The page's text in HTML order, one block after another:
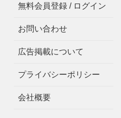
無料会員登録 / ログイン
お問い合わせ
広告掲載について
プライバシーポリシー
会社概要